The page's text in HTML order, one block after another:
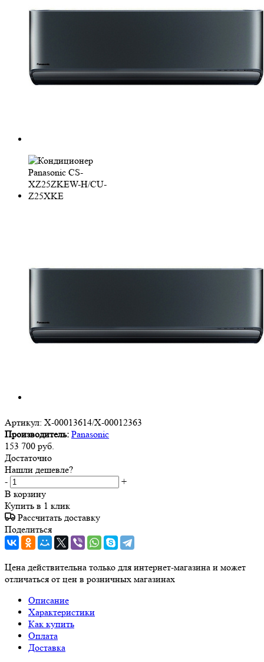
Артикул: X-00013614/X-00012363
Производитель: Panasonic
153 700 руб.
Достаточно
Нашли дешевле?
-
+
В корзину
Купить в 1 клик
Рассчитать доставку
Поделиться
Цена действительна только для интернет-магазина и может
отличаться от цен в розничных магазинах
Описание
Характеристики
Как купить
Оплата
Доставка